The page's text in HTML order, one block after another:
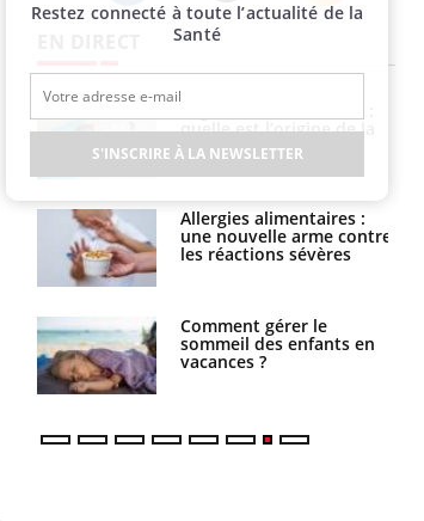
Facebook Twitter Instagram
quelle est l’origine de la
contamination ?
Allergies alimentaires :
une nouvelle arme contre
les réactions sévères
Comment gérer le
sommeil des enfants en
vacances ?
les kinés pourront
bientôt faire
TDAH : quel est ce
traitement autorisé aux
États-Unis ?
Cerveau : le mystère de la
"madeleine de Proust"
enfin expliqué
Restez connecté à toute l’actualité de la
Santé
S'INSCRIRE À LA NEWSLETTER